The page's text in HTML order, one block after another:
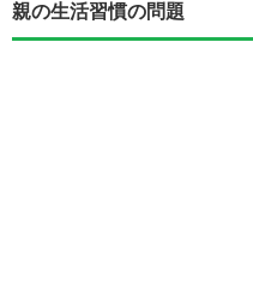
親の生活習慣の問題